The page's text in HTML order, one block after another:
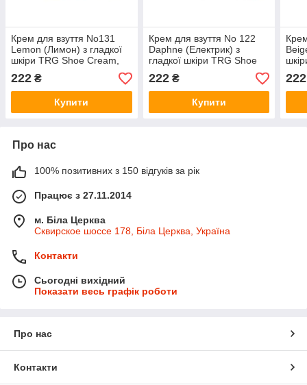
Крем для взуття No131
Lemon (Лимон) з гладкої
шкіри TRG Shoe Cream,
50 мл
222 ₴
Купити
Крем для взуття No 122
Daphne (Електрик) з
гладкої шкіри TRG Shoe
Cream, 50 мл
222₴
Купити
50
222
Про нас
100% позитивних з 150 відгуків за рік
Працює з 27.11.2014
м. Біла Церква
Сквирское шоссе 178, Біла Церква, Україна
Контакти
Сьогодні вихідний
Показати весь графік роботи
Про нас
Контакти